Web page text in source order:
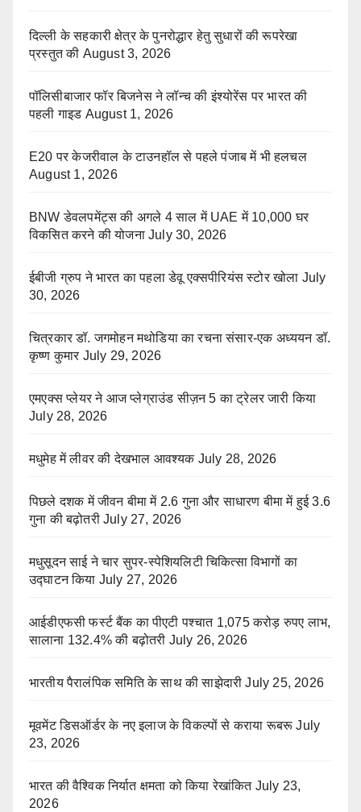
दिल्ली के सहकारी क्षेत्र के पुनरोद्धार हेतु सुधारों की रूपरेखा
प्रस्तुत की August 3, 2026
पॉलिसीबाजार फॉर बिजनेस ने लॉन्च की इंश्योरेंस पर भारत की
पहली गाइड August 1, 2026
E20 पर केजरीवाल के टाउनहॉल से पहले पंजाब में भी हलचल
August 1, 2026
BNW डेवलपमेंट्स की अगले 4 साल में UAE में 10,000 घर
विकसित करने की योजना July 30, 2026
ईबीजी ग्रुप ने भारत का पहला डेवू एक्सपीरियंस स्टोर खोला July
30, 2026
चित्रकार डॉ. जगमोहन मथोडिया का रचना संसार-एक अध्ययन डॉ.
कृष्ण कुमार July 29, 2026
एमएक्स प्लेयर ने आज प्लेग्राउंड सीज़न 5 का ट्रेलर जारी किया
July 28, 2026
मधुमेह में लीवर की देखभाल आवश्यक July 28, 2026
पिछले दशक में जीवन बीमा में 2.6 गुना और साधारण बीमा में हुई 3.6
गुना की बढ़ोतरी July 27, 2026
मधुसूदन साई ने चार सुपर-स्पेशियलिटी चिकित्सा विभागों का
उद्घाटन किया July 27, 2026
आईडीएफसी फर्स्ट बैंक का पीएटी पश्चात 1,075 करोड़ रुपए लाभ,
सालाना 132.4% की बढ़ोतरी July 26, 2026
भारतीय पैरालंपिक समिति के साथ की साझेदारी July 25, 2026
मूवमेंट डिसऑर्डर के नए इलाज के विकल्पों से कराया रूबरू July
23, 2026
भारत की वैश्विक निर्यात क्षमता को किया रेखांकित July 23,
2026